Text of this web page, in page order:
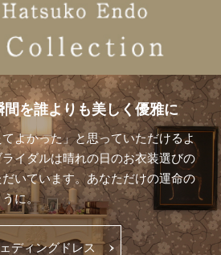
間を誰よりも美しく優雅に
よかった」と思っていただけるよ
イダルは晴れの日のお衣装選びの
いています。あなただけの運命の
に。
ディングドレス